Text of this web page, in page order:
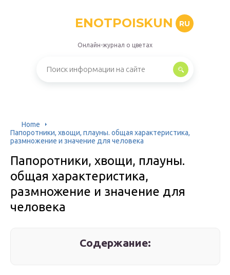
ENOTPOISKUN RU
Онлайн-журнал о цветах
Home
Папоротники, хвощи, плауны. общая характеристика,
размножение и значение для человека
Папоротники, хвощи, плауны.
общая характеристика,
размножение и значение для
человека
Содержание: